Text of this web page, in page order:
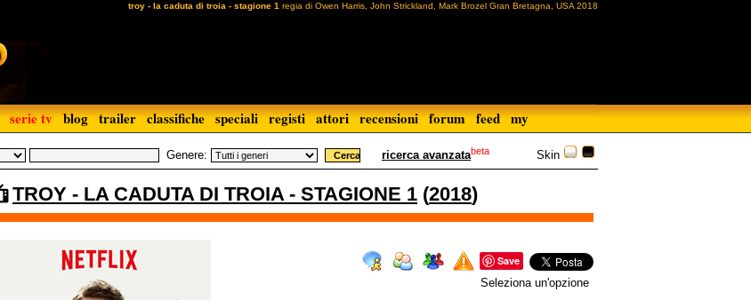
troy - la caduta di troia - stagione 1 regia di Owen Harris, John Strickland, Mark Brozel Gran Bretagna, USA 2018
serie tv blog trailer classifiche speciali registi attori recensioni forum feed my
Skin
Genere: ricerca avanzatabeta
TROY - LA CADUTA DI TROIA - STAGIONE 1 (2018)
Save
Seleziona un'opzione